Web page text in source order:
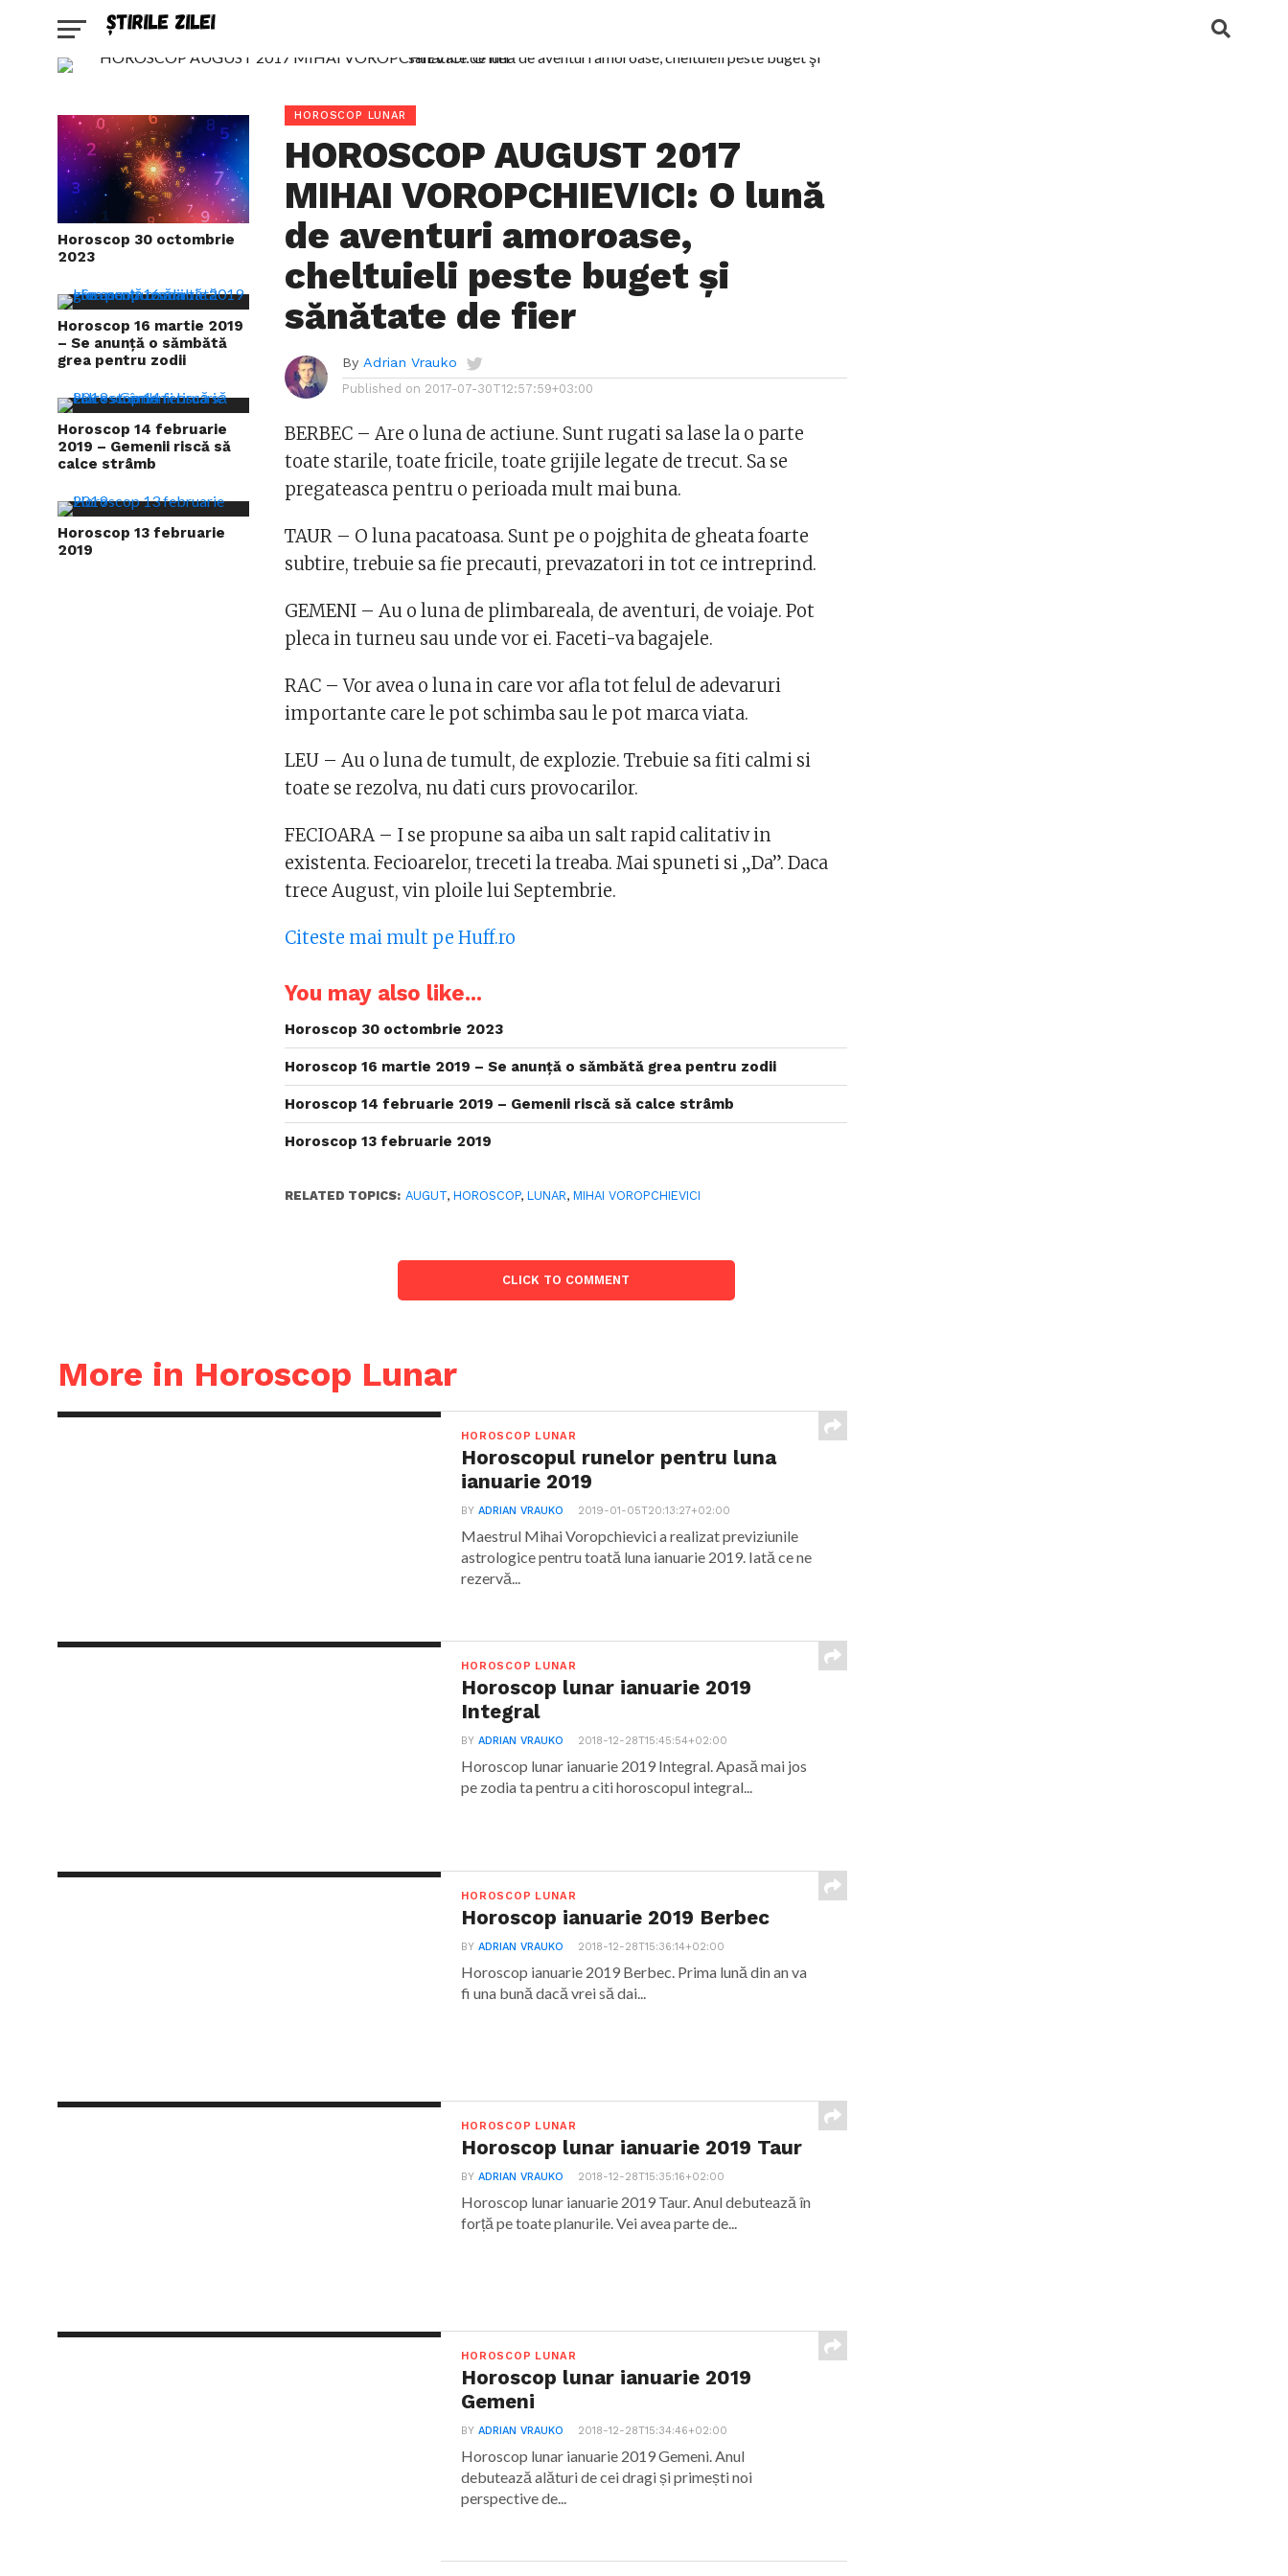
Horoscop 30 octombrie
2023
Horoscop 16 martie 2019
– Se anunță o sămbătă
grea pentru zodii
Horoscop 14 februarie
2019 – Gemenii riscă să
calce strâmb
Horoscop 13 februarie
2019
HOROSCOP LUNAR
HOROSCOP AUGUST 2017
MIHAI VOROPCHIEVICI: O lună
de aventuri amoroase,
cheltuieli peste buget şi
sănătate de fier
By Adrian Vrauko
Published on 2017-07-30T12:57:59+03:00
BERBEC – Are o luna de actiune. Sunt rugati sa lase la o parte
toate starile, toate fricile, toate grijile legate de trecut. Sa se
pregateasca pentru o perioada mult mai buna.
TAUR – O luna pacatoasa. Sunt pe o pojghita de gheata foarte
subtire, trebuie sa fie precauti, prevazatori in tot ce intreprind.
GEMENI – Au o luna de plimbareala, de aventuri, de voiaje. Pot
pleca in turneu sau unde vor ei. Faceti-va bagajele.
RAC – Vor avea o luna in care vor afla tot felul de adevaruri
importante care le pot schimba sau le pot marca viata.
LEU – Au o luna de tumult, de explozie. Trebuie sa fiti calmi si
toate se rezolva, nu dati curs provocarilor.
FECIOARA – I se propune sa aiba un salt rapid calitativ in
existenta. Fecioarelor, treceti la treaba. Mai spuneti si „Da”. Daca
trece August, vin ploile lui Septembrie.
Citeste mai mult pe Huff.ro
You may also like...
Horoscop 30 octombrie 2023
Horoscop 16 martie 2019 – Se anunță o sămbătă grea pentru zodii
Horoscop 14 februarie 2019 – Gemenii riscă să calce strâmb
Horoscop 13 februarie 2019
RELATED TOPICS: AUGUT,HOROSCOP,LUNAR,MIHAI VOROPCHIEVICI
CLICK TO COMMENT
More in Horoscop Lunar
HOROSCOP LUNAR
Horoscopul runelor pentru luna
ianuarie 2019
BYADRIAN VRAUKO 2019-01-05T20:13:27+02:00
Maestrul Mihai Voropchievici a realizat previziunile
astrologice pentru toată luna ianuarie 2019. Iată ce ne
rezervă...
HOROSCOP LUNAR
Horoscop lunar ianuarie 2019
Integral
BYADRIAN VRAUKO 2018-12-28T15:45:54+02:00
Horoscop lunar ianuarie 2019 Integral. Apasă mai jos
pe zodia ta pentru a citi horoscopul integral...
HOROSCOP LUNAR
Horoscop ianuarie 2019 Berbec
BYADRIAN VRAUKO 2018-12-28T15:36:14+02:00
Horoscop ianuarie 2019 Berbec. Prima lună din an va
fi una bună dacă vrei să dai...
HOROSCOP LUNAR
Horoscop lunar ianuarie 2019 Taur
BYADRIAN VRAUKO 2018-12-28T15:35:16+02:00
Horoscop lunar ianuarie 2019 Taur. Anul debutează în
forță pe toate planurile. Vei avea parte de...
HOROSCOP LUNAR
Horoscop lunar ianuarie 2019
Gemeni
BYADRIAN VRAUKO 2018-12-28T15:34:46+02:00
Horoscop lunar ianuarie 2019 Gemeni. Anul
debutează alături de cei dragi și primești noi
perspective de...